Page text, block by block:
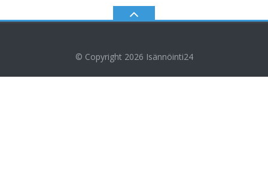
© Copyright 2026 Isännöinti24